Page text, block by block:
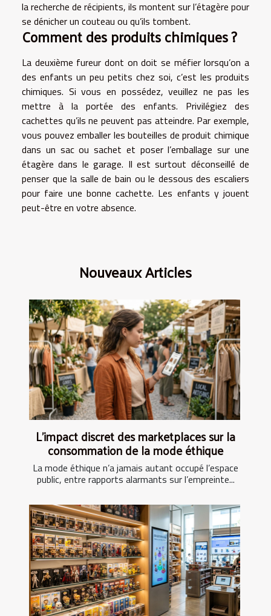
la recherche de récipients, ils montent sur l’étagère pour
se dénicher un couteau ou qu’ils tombent.
Comment des produits chimiques ?
La deuxième fureur dont on doit se méfier lorsqu’on a
des enfants un peu petits chez soi, c’est les produits
chimiques. Si vous en possédez, veuillez ne pas les
mettre à la portée des enfants. Privilégiez des
cachettes qu’ils ne peuvent pas atteindre. Par exemple,
vous pouvez emballer les bouteilles de produit chimique
dans un sac ou sachet et poser l’emballage sur une
étagère dans le garage. Il est surtout déconseillé de
penser que la salle de bain ou le dessous des escaliers
pour faire une bonne cachette. Les enfants y jouent
peut-être en votre absence.
Nouveaux Articles
L’impact discret des marketplaces sur la
consommation de la mode éthique
La mode éthique n’a jamais autant occupé l’espace
public, entre rapports alarmants sur l’empreinte...